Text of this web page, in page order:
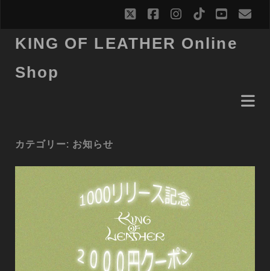
twitterfacebookinstagram
tiktok
KING OF LEATHER Online
Shop
カテゴリー: お知らせ